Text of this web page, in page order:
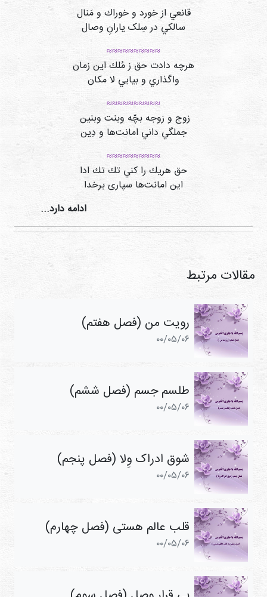
قانعي از خورد و خوراك و مَنال
سالكي در سِلک يارانِ وصال
≈≈≈≈≈≈≈≈≈≈
هرچه دادت حق ز مُلك اين زمان
واگذاري و بيايي لا مكان
≈≈≈≈≈≈≈≈≈≈
زوج و زوجه بچّه وبنت وبنین
جملگي داني امانت‌ها و دِين
≈≈≈≈≈≈≈≈≈≈
حق هريك را كني تك تك ادا
این امانت‌ها سپاری برخدا
ادامه دارد...
مقالات مرتبط
رویت من (فصل هفتم)
۰۰/۰۵/۰۶
طلسم جسم (فصل ششم)
۰۰/۰۵/۰۶
شوق ادراک وِلا (فصل پنجم)
۰۰/۰۵/۰۶
قلب عالم هستی (فصل چهارم)
۰۰/۰۵/۰۶